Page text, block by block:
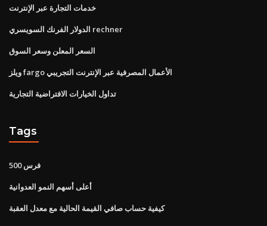
خدمات التجارة عبر الإنترنت
الدولار الفرنك السويسري rechner
السعر المعلن وسعر السوق
ويلز fargo الأعمال المصرفية عبر الإنترنت التجريبي
تداول الخيارات الافتراضية التجارية
Tags
500 فرس
أعلى أسهم النمو العدوانية
كيفية حساب صافي القيمة الحالية مع معدل العقبة